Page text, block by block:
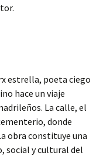
estrella, poeta ciego
hace un viaje
La calle, el
donde
obra constituye una
social y cultural del